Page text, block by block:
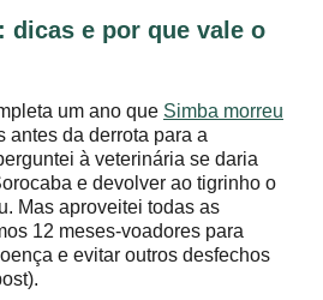
dicas e por que vale o
um ano que Simba morreu
antes da derrota para a
à veterinária se daria
e devolver ao tigrinho o
Mas aproveitei todas as
12 meses-voadores para
e evitar outros desfechos